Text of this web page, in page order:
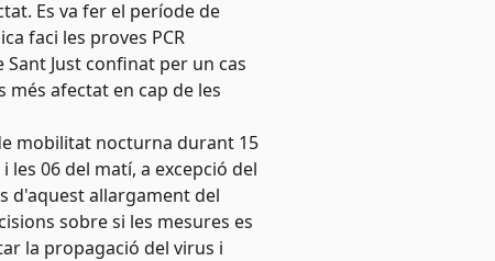
Es va fer el període de
faci les proves PCR
Just confinat per un cas
afectat en cap de les
mobilitat nocturna durant 15
06 del matí, a excepció del
d'aquest allargament del
sobre si les mesures es
la propagació del virus i